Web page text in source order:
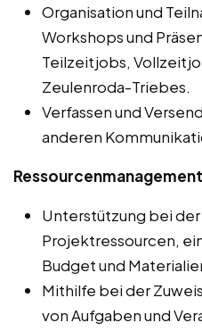
Organisation und
Workshops und
Teilzeitjobs,
Zeulenroda-Triebes.
Verfassen und
anderen
Unterstützung bei
Projektressourcen,
Budget und
Mithilfe bei der
von Aufgaben und